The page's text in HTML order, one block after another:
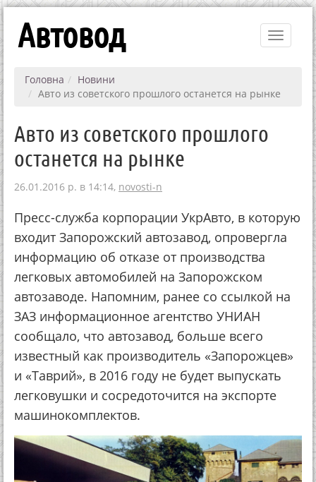
Toggle
Автовод
Головна
Новини
Авто из советского прошлого останется на рынке
Авто из советского прошлого
останется на рынке
26.01.2016 р. в 14:14, novosti-n
Пресс-служба корпорации УкрАвто, в которую
входит Запорожский автозавод, опровергла
информацию об отказе от производства
легковых автомобилей на Запорожском
автозаводе. Напомним, ранее со ссылкой на
ЗАЗ информационное агентство УНИАН
сообщало, что автозавод, больше всего
известный как производитель «Запорожцев»
и «Таврий», в 2016 году не будет выпускать
легковушки и сосредоточится на экспорте
машинокомплектов.